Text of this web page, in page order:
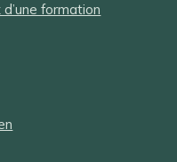
formation